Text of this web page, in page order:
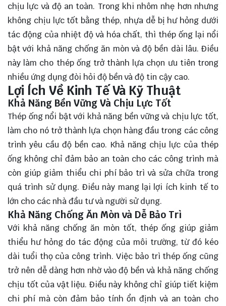
chịu lực và độ an toàn. Trong khi nhôm nhẹ hơn nhưng
không chịu lực tốt bằng thép, nhựa dễ bị hư hỏng dưới
tác động của nhiệt độ và hóa chất, thì thép ống lại nổi
bật với khả năng chống ăn mòn và độ bền dài lâu. Điều
này làm cho thép ống trở thành lựa chọn ưu tiên trong
nhiều ứng dụng đòi hỏi độ bền và độ tin cậy cao.
Lợi Ích Về Kinh Tế Và Kỹ Thuật
Khả Năng Bền Vững Và Chịu Lực Tốt
Thép ống nổi bật với khả năng bền vững và chịu lực tốt,
làm cho nó trở thành lựa chọn hàng đầu trong các công
trình yêu cầu độ bền cao. Khả năng chịu lực của thép
ống không chỉ đảm bảo an toàn cho các công trình mà
còn giúp giảm thiểu chi phí bảo trì và sửa chữa trong
quá trình sử dụng. Điều này mang lại lợi ích kinh tế to
lớn cho các nhà đầu tư và người sử dụng.
Khả Năng Chống Ăn Mòn và Dễ Bảo Trì
Với khả năng chống ăn mòn tốt, thép ống giúp giảm
thiểu hư hỏng do tác động của môi trường, từ đó kéo
dài tuổi thọ của công trình. Việc bảo trì thép ống cũng
trở nên dễ dàng hơn nhờ vào độ bền và khả năng chống
chịu tốt của vật liệu. Điều này không chỉ giúp tiết kiệm
chi phí mà còn đảm bảo tính ổn định và an toàn cho